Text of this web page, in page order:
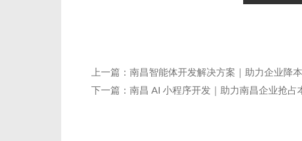
上一篇： 南昌智能体开发解决方案｜助力企业降
下一篇： 南昌 AI 小程序开发｜助力南昌企业抢占